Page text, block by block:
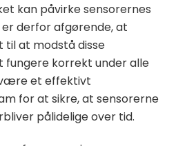
kan påvirke sensorernes
derfor afgørende, at
til at modstå disse
fungere korrekt under alle
et effektivt
for at sikre, at sensorerne
pålidelige over tid.